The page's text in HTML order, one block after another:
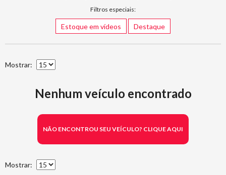
Filtros especiais:
Estoque em vídeos Destaque
Mostrar:
Nenhum veículo encontrado
NÃO ENCONTROU SEU VEÍCULO? CLIQUE AQUI
Mostrar: